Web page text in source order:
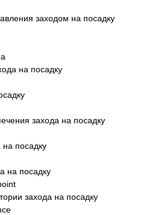
заходом на посадку
на посадку
захода на посадку
посадку
на посадку
захода на посадку